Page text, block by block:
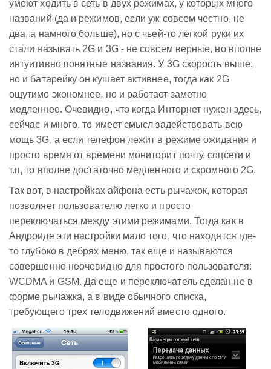
умеют ходить в сеть в двух режимах, у которых много
названий (да и режимов, если уж совсем честно, не
два, а намного больше), но с чьей-то легкой руки их
стали называть 2G и 3G - не совсем верные, но вполне
интуитивно понятные названия. У 3G скорость выше,
но и батарейку он кушает активнее, тогда как 2G
ощутимо экономнее, но и работает заметно
медленнее. Очевидно, что когда Интернет нужен здесь,
сейчас и много, то имеет смысл задействовать всю
мощь 3G, а если телефон лежит в режиме ожидания и
просто время от времени мониторит почту, соцсети и
т.п, то вполне достаточно медленного и скромного 2G.
Так вот, в настройках айфона есть рычажок, которая
позволяет пользователю легко и просто
переключаться между этими режимами. Тогда как в
Андроиде эти настройки мало того, что находятся где-
то глубоко в дебрях меню, так еще и называются
совершенно неочевидно для простого пользователя:
WCDMA и GSM. Да еще и переключатель сделан не в
форме рычажка, а в виде обычного списка,
требующего трех телодвижений вместо одного.